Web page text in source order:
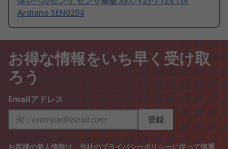
Arduino SEN0204
お得な情報をいち早く受け取
ろう
Emailアドレス
登録
お客様の個人情報は、当社のプライバシーポリシーに従って慎重